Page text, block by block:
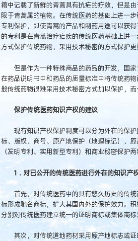
籍中记载了新鲜的青蒿具有抗疟的疗效，但是
限于青蒿属的植物。在传统医药的基础上进一
专利保护，即使青蒿的产品和制药用途可以获
的专利是在青蒿治疗疟疾的传统医药基础上进
方式保护传统药物，采用技术秘密的方式保护更
但是作为一种特殊商品的药品的开发，国家
在药品说明书中和药品的质量标准中将传统药
般传统药物很难采用技术秘密方式加以保护，
保护传统医药知识产权的建议
现有知识产权保护制度可以分为外在的保护
标、版权、商号、原产地保护（地理标记）、
（发明专利、实用新型专利）和商业秘密保护两
1．对已公开的传统医药进行外在的知识产
首先，对传统医药中的具有悠久历史的传统
标形成驰名商标，扩大其国内外的保护效力。
分别对传统医药建立统一的证明商标或集体商
其次，对传统道地药材采用原产地标志或证